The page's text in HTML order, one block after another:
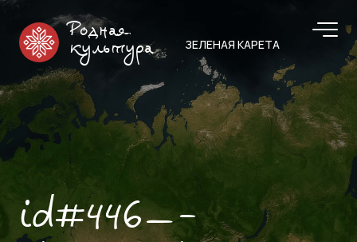
Родная
культура
ЗЕЛЕНАЯ КАРЕТА
id#446—-